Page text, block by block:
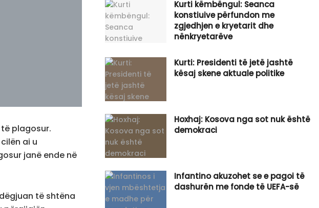
plagosur.
ai u
janë ende në
të shtëna
Kurti këmbëngul: Seanca
konstiuive përfundon me
zgjedhjen e kryetarit dhe
nënkryetarëve
Kurti: Presidenti të jetë jashtë
kësaj skene aktuale politike
Hoxhaj: Kosova nga sot nuk është
demokraci
Infantino akuzohet se e pagoi të
dashurën me fonde të UEFA-së